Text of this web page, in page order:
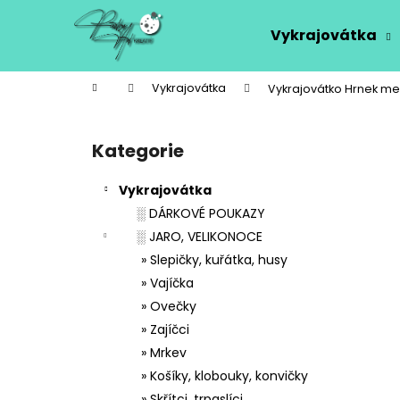
Vykrajovátka
Domů Vykrajovátka Vykrajovátko Hrnek
Přeskočit
kategorie
Kategorie
Vykrajovátka
░ DÁRKOVÉ POUKAZY
░ JARO, VELIKONOCE
» Slepičky, kuřátka, husy
» Vajíčka
» Ovečky
» Zajíčci
» Mrkev
» Košíky, klobouky, konvičky
í
Zpět
do
Zpět
do